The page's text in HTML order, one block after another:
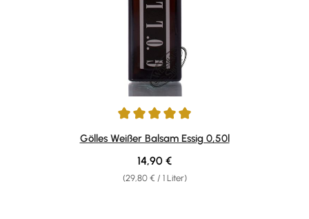
Durchschnittliche Bewertung von 4.95 von 5 Sternen
Gölles Weißer Balsam Essig 0,50l
(29,80 € / 1 Liter)
Regulärer Preis:
14,90 €